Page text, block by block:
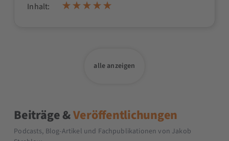
Inhalt:
alle anzeigen
Beiträge &Veröffentlichungen
Podcasts, Blog-Artikel und Fachpublikationen von Jakob